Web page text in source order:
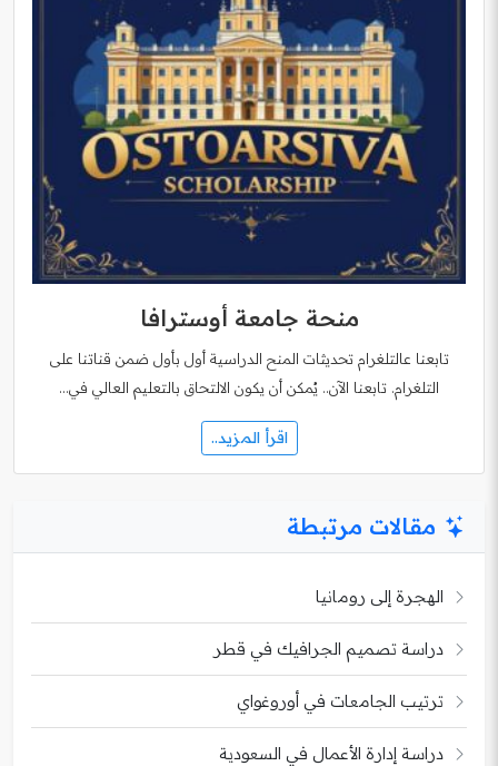
منحة جامعة أوسترافا
تابعنا عالتلغرام تحديثات المنح الدراسية أول بأول ضمن قناتنا على
التلغرام. تابعنا الآن.. يُمكن أن يكون الالتحاق بالتعليم العالي في…
اقرأ المزيد..
مقالات مرتبطة
الهجرة إلى رومانيا
دراسة تصميم الجرافيك في قطر
ترتيب الجامعات في أوروغواي
دراسة إدارة الأعمال في السعودية